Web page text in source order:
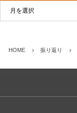
HOME 振り返り